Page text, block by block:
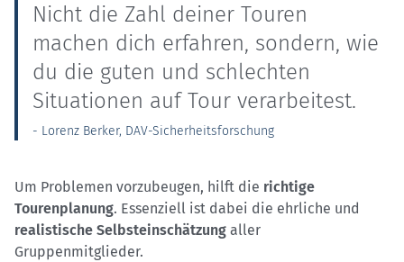
Nicht die Zahl deiner Touren
machen dich erfahren, sondern, wie
du die guten und schlechten
Situationen auf Tour verarbeitest.
- Lorenz Berker, DAV-Sicherheitsforschung
Um Problemen vorzubeugen, hilft die richtige
Tourenplanung. Essenziell ist dabei die ehrliche und
realistische Selbsteinschätzung aller
Gruppenmitglieder.